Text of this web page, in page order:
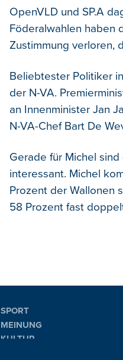
OpenVLD und SP.A
Föderalwahlen haben
Zustimmung verloren,
Beliebtester Politiker
der N-VA.
an Innenminister Jan
N-VA-Chef Bart De
Gerade für Michel
interessant. Michel
Prozent der Wallonen
58 Prozent fast
SPORT
MEINUNG
KULTUR